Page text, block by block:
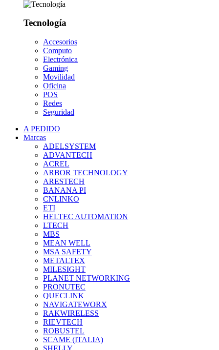
Tecnología
Accesorios
Computo
Electrónica
Gaming
Movilidad
Oficina
POS
Redes
Seguridad
A PEDIDO
Marcas
ADELSYSTEM
ADVANTECH
ACREL
ARBOR TECHNOLOGY
ARESTECH
BANANA PI
CNLINKO
ETI
HELTEC AUTOMATION
LTECH
MBS
MEAN WELL
MSA SAFETY
METALTEX
MILESIGHT
PLANET NETWORKING
PRONUTEC
QUECLINK
NAVIGATEWORX
RAKWIRELESS
RIEVTECH
ROBUSTEL
SCAME (ITALIA)
SHELLY